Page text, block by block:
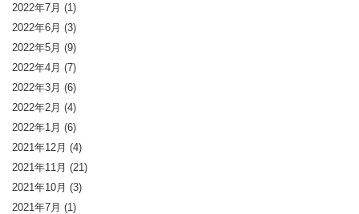
2022年7月 (1)
2022年6月 (3)
2022年5月 (9)
2022年4月 (7)
2022年3月 (6)
2022年2月 (4)
2022年1月 (6)
2021年12月 (4)
2021年11月 (21)
2021年10月 (3)
2021年7月 (1)